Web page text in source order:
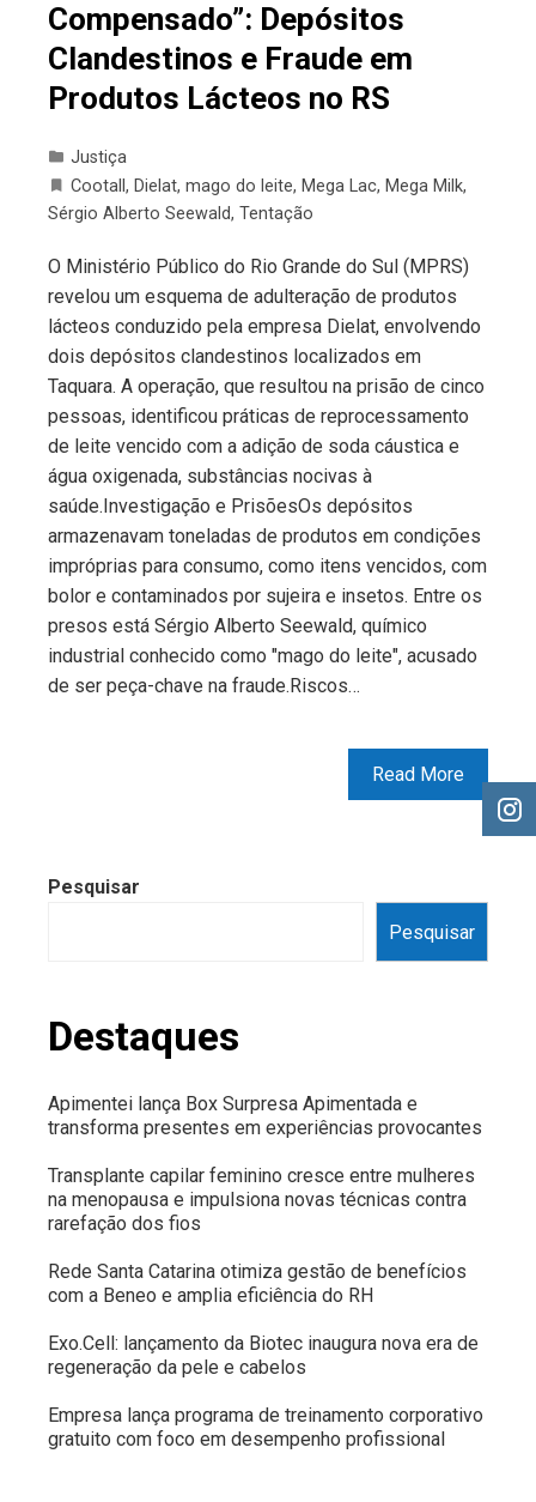
Compensado”: Depósitos
Clandestinos e Fraude em
Produtos Lácteos no RS
Justiça
Cootall , Dielat, mago do leite, Mega Lac, Mega Milk,
Sérgio Alberto Seewald, Tentação
O Ministério Público do Rio Grande do Sul (MPRS)
revelou um esquema de adulteração de produtos
lácteos conduzido pela empresa Dielat, envolvendo
dois depósitos clandestinos localizados em
Taquara. A operação, que resultou na prisão de cinco
pessoas, identificou práticas de reprocessamento
de leite vencido com a adição de soda cáustica e
água oxigenada, substâncias nocivas à
saúde.Investigação e PrisõesOs depósitos
armazenavam toneladas de produtos em condições
impróprias para consumo, como itens vencidos, com
bolor e contaminados por sujeira e insetos. Entre os
presos está Sérgio Alberto Seewald, químico
industrial conhecido como "mago do leite", acusado
de ser peça-chave na fraude.Riscos…
Read More
Pesquisar
Pesquisar
Destaques
Apimentei lança Box Surpresa Apimentada e
transforma presentes em experiências provocantes
Transplante capilar feminino cresce entre mulheres
na menopausa e impulsiona novas técnicas contra
rarefação dos fios
Rede Santa Catarina otimiza gestão de benefícios
com a Beneo e amplia eficiência do RH
Exo.Cell: lançamento da Biotec inaugura nova era de
regeneração da pele e cabelos
Empresa lança programa de treinamento corporativo
gratuito com foco em desempenho profissional